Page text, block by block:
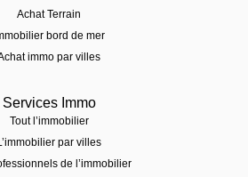
Achat Terrain
bord de mer
immo par villes
Services Immo
Tout l’immobilier
par villes
de l’immobilier